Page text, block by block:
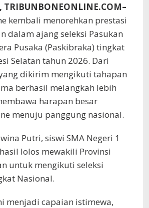
TRIBUNBONEONLINE.COM–
kembali menorehkan prestasi
dalam ajang seleksi Pasukan
Pusaka (Paskibraka) tingkat
Selatan tahun 2026. Dari
dikirim mengikuti tahapan
berhasil melangkah lebih
harapan besar
menuju panggung nasional.
Putri, siswi SMA Negeri 1
lolos mewakili Provinsi
untuk mengikuti seleksi
Nasional.
menjadi capaian istimewa,